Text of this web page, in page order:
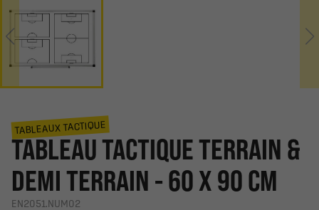
TABLEAUX TACTIQUE
TABLEAU TACTIQUE TERRAIN &
DEMI TERRAIN - 60 X 90 CM
EN2051.NUM02